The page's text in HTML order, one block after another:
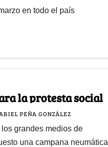
en todo el país
la protesta social
PEÑA GONZÁLEZ
grandes medios de
una campana neumática